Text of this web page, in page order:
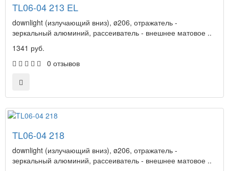
TL06-04 213 EL
downlight (излучающий вниз), ø206, отражатель -
зеркальный алюминий, рассеиватель - внешнее матовое ..
1341 руб.
0 отзывов
TL06-04 218
downlight (излучающий вниз), ø206, отражатель -
зеркальный алюминий, рассеиватель - внешнее матовое ..